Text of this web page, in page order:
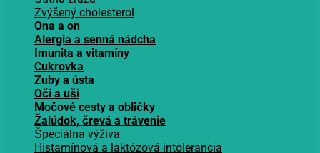
Zvýšený cholesterol
Ona a on
Alergia a senná nádcha
Imunita a vitamíny
Cukrovka
Zuby a ústa
Oči a uši
Močové cesty a obličky
Žalúdok, črevá a trávenie
Špeciálna výživa
Histamínová a laktózová intolerancia